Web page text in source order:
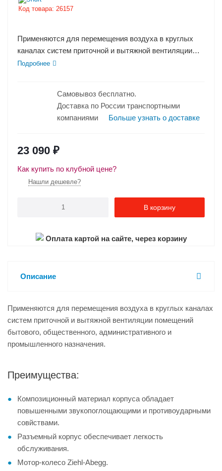
Код товара: 26157
Применяются для перемещения воздуха в круглых
каналах систем приточной и вытяжной вентиляции
помещений бытового,...
Подробнее
Самовывоз бесплатно.
Доставка по России транспортными
компаниями
Больше узнать о доставке
23 090 ₽
Как купить по клубной цене?
Нашли дешевле?
В корзину
Оплата картой на сайте, через корзину
Описание
Применяются для перемещения воздуха в круглых каналах
систем приточной и вытяжной вентиляции помещений
бытового, общественного, административного и
промышленного назначения.
Преимущества:
Композиционный материал корпуса обладает
повышенными звукопоглощающими и противоударными
совйствами.
Разъемный корпус обеспечивает легкость
обслуживания.
Мотор-колесо Ziehl-Abegg.